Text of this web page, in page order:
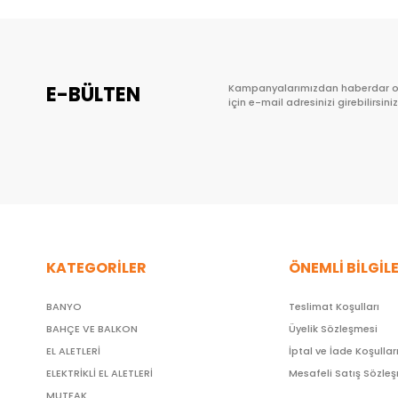
E-BÜLTEN
Kampanyalarımızdan haberdar
için e-mail adresinizi
KATEGORİLER
BANYO
BAHÇE VE BALKON
EL ALETLERİ
ELEKTRİKLİ EL ALETLERİ
ÖNEMLİ
Teslimat Koşulları
Üyelik Sözleşmesi
İptal ve İade Koşulları
Mesafeli Satış